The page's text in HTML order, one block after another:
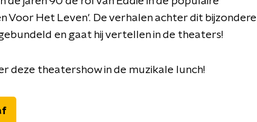
Voor Het Leven'. De verhalen achter dit bijzondere
en gaat hij vertellen in de theaters!
deze theatershow in de muzikale lunch!